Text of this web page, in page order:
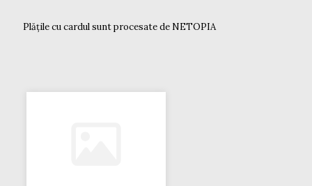
Plățile cu cardul sunt procesate de NETOPIA